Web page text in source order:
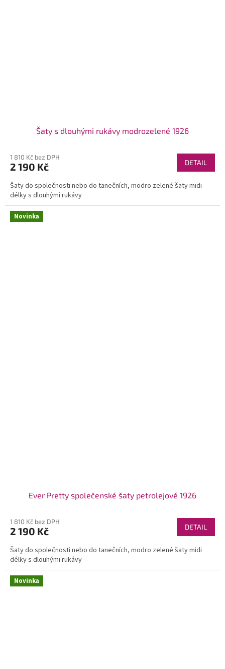
Šaty s dlouhými rukávy modrozelené 1926
1 810 Kč bez DPH
2 190 Kč DETAIL
Šaty do společnosti nebo do tanečních, modro zelené šaty midi
délky s dlouhými rukávy
Novinka
Ever Pretty společenské šaty petrolejové 1926
1 810 Kč bez DPH
2 190 Kč DETAIL
Šaty do společnosti nebo do tanečních, modro zelené šaty midi
délky s dlouhými rukávy
Novinka